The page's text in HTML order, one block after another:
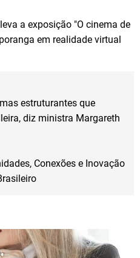
a exposição "O cinema de
em realidade virtual
estruturantes que
diz ministra Margareth
Conexões e Inovação